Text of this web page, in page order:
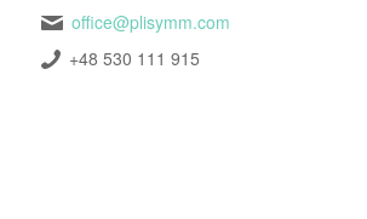
office@plisymm.com
+48 530 111 915